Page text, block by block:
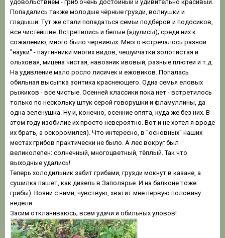
удовольствием - гриб очень достойный и удивительно красивый.
Попадались также молодые чёрные грузди, волнушки и
гладыши. Тут же стали попадаться семьи подберов и подосиков,
все чистейшие. Встретились и белые (эдулисы); среди них к
сожалению, много было червивых. Много встречалось разной
"науки" - паутинники многих видов, чешуйчатки золотистая и
ольховая, мицена чистая, навозник ивовый, разные плютеи и т.д.
На удивление мало росло лисичек и ежовиков. Попалась
обильная высыпка зонтика краснеющего. Одна семья еловых
рыжиков - все чистые. Осенней классики пока нет - встретилось
только по нескольку штук серой говорушки и фламуллины, да
одна зеленушка. Ну и, конечно, осенние опята, куда же без них. В
этом году изобилие их просто невероятно. Вот и не хотел я вроде
их брать, а оскоромился). Что интересно, в "основных" наших
местах грибов практически не было. А лес вокруг был
великолепен: солнечный, многоцветный, тёплый. Так что
выходные удались!
Теперь холодильник забит грибами, грузди мокнут в казане, а
сушилка пашет, как дизель в Заполярье. И на балконе тоже
грибы). Возни с ними, чувствую, хватит мне первую половину
недели.
Засим откланиваюсь; всем удачи и обильных уловов!